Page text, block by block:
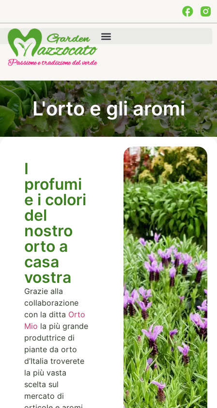
L'orto e gli aromi
I
profumi
e i colori
del
nostro
orto a
casa
vostra
Grazie alla
collaborazione
con la ditta Orto
Mio la più grande
produttrice di
piante da orto
d’Italia troverete
la più vasta
scelta sul
mercato di